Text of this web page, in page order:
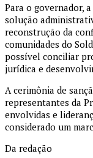
Para o governador,
solução
reconstrução da
comunidades do
possível conciliar
jurídica e
A cerimônia de
representantes da
envolvidas e
considerado um
Da redação